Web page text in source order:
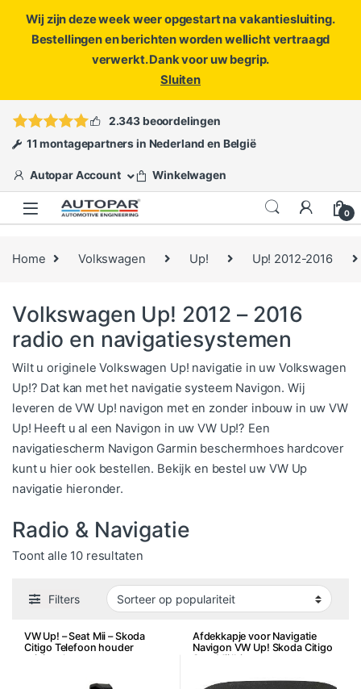
Wij zijn deze week weer opgestart na vakantiesluiting.
Bestellingen en berichten worden wellicht vertraagd
verwerkt. Dank voor uw begrip.
Sluiten
ofopen een ticket
2.343 beoordelingen
11 montagepartners in Nederland en België
Autopar Account Winkelwagen
0
Home Volkswagen Up! Up! 2012-2016
Volkswagen Up! 2012 – 2016
radio en navigatiesystemen
Wilt u originele Volkswagen Up! navigatie in uw Volkswagen
Up!? Dat kan met het navigatie systeem Navigon. Wij
leveren de VW Up! navigon met en zonder inbouw in uw VW
Up! Heeft u al een Navigon in uw VW Up!? Een
navigatiescherm Navigon Garmin beschermhoes hardcover
kunt u hier ook bestellen. Bekijk en bestel uw VW Up
navigatie hieronder.
Radio & Navigatie
Toont alle 10 resultatenGesorteerd op populariteit
Filters
VW Up! – Seat Mii – Skoda
Citigo Telefoon houder
origineel
Afdekkapje voor Navigatie
Navigon VW Up! Skoda Citigo
Seat Mii Ibiza